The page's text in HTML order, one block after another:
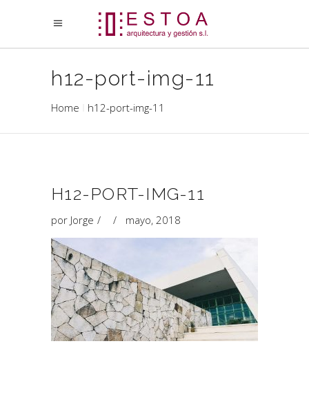
h12-port-img-11
Home h12-port-img-11
H12-PORT-IMG-11
por Jorge mayo, 2018